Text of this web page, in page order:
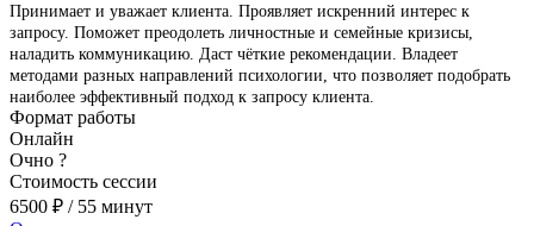
Принимает и уважает клиента. Проявляет искренний интерес к
запросу. Поможет преодолеть личностные и семейные кризисы,
наладить коммуникацию. Даст чёткие рекомендации. Владеет
методами разных направлений психологии, что позволяет подобрать
наиболее эффективный подход к запросу клиента.
Формат работы
Онлайн
Очно ?
Стоимость сессии
6500 ₽ / 55 минут